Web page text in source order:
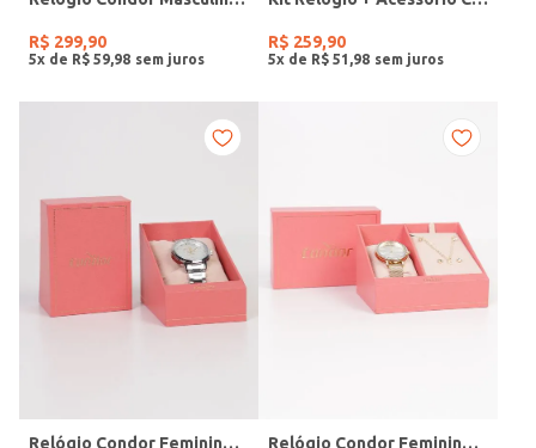
R$ 299,90
5x de R$ 59 98
R$ 259,90
5x de R$ 51 98
Relógio Condor Feminino PRATA Relógio Condor Feminino DOURADO